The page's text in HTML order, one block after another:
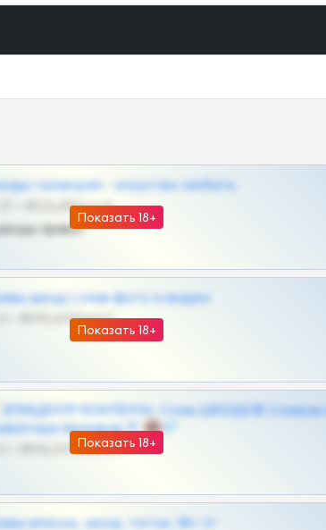
Показать 18+
телеграм - искуство любить
@SZu3ll3sCatt_bot
шкоды приват
Показать 18+
шкод | слив фото и видео
@MILKPRIVATES39BOT
Показать 18+
КОНТЕНТА: Слив ШКОДОВ Сливов и
Архивов ТГ 🔞💎
@MILKPRIVATES39BOT
вписок, шкод, теток, 18+ тг